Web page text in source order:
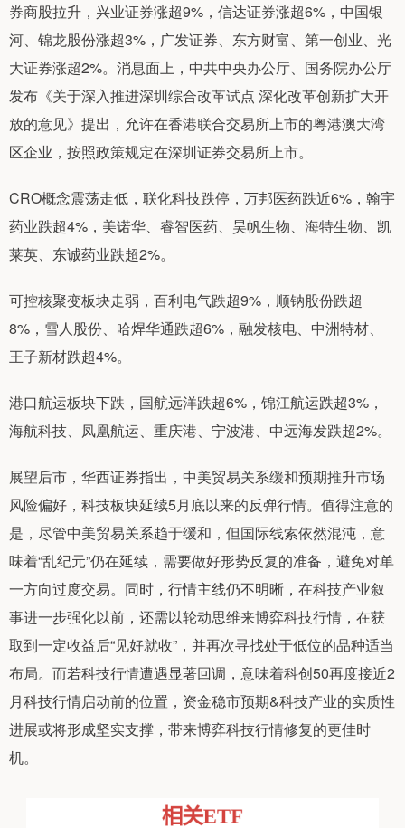
券商股拉升，兴业证券涨超9%，信达证券涨超6%，中国银
河、锦龙股份涨超3%，广发证券、东方财富、第一创业、光
大证券涨超2%。消息面上，中共中央办公厅、国务院办公厅
发布《关于深入推进深圳综合改革试点 深化改革创新扩大开
放的意见》提出，允许在香港联合交易所上市的粤港澳大湾
区企业，按照政策规定在深圳证券交易所上市。
CRO概念震荡走低，联化科技跌停，万邦医药跌近6%，翰宇
药业跌超4%，美诺华、睿智医药、昊帆生物、海特生物、凯
莱英、东诚药业跌超2%。
可控核聚变板块走弱，百利电气跌超9%，顺钠股份跌超
8%，雪人股份、哈焊华通跌超6%，融发核电、中洲特材、
王子新材跌超4%。
港口航运板块下跌，国航远洋跌超6%，锦江航运跌超3%，
海航科技、凤凰航运、重庆港、宁波港、中远海发跌超2%。
展望后市，华西证券指出，中美贸易关系缓和预期推升市场
风险偏好，科技板块延续5月底以来的反弹行情。值得注意的
是，尽管中美贸易关系趋于缓和，但国际线索依然混沌，意
味着“乱纪元”仍在延续，需要做好形势反复的准备，避免对单
一方向过度交易。同时，行情主线仍不明晰，在科技产业叙
事进一步强化以前，还需以轮动思维来博弈科技行情，在获
取到一定收益后“见好就收”，并再次寻找处于低位的品种适当
布局。而若科技行情遭遇显著回调，意味着科创50再度接近2
月科技行情启动前的位置，资金稳市预期&科技产业的实质性
进展或将形成坚实支撑，带来博弈科技行情修复的更佳时
机。